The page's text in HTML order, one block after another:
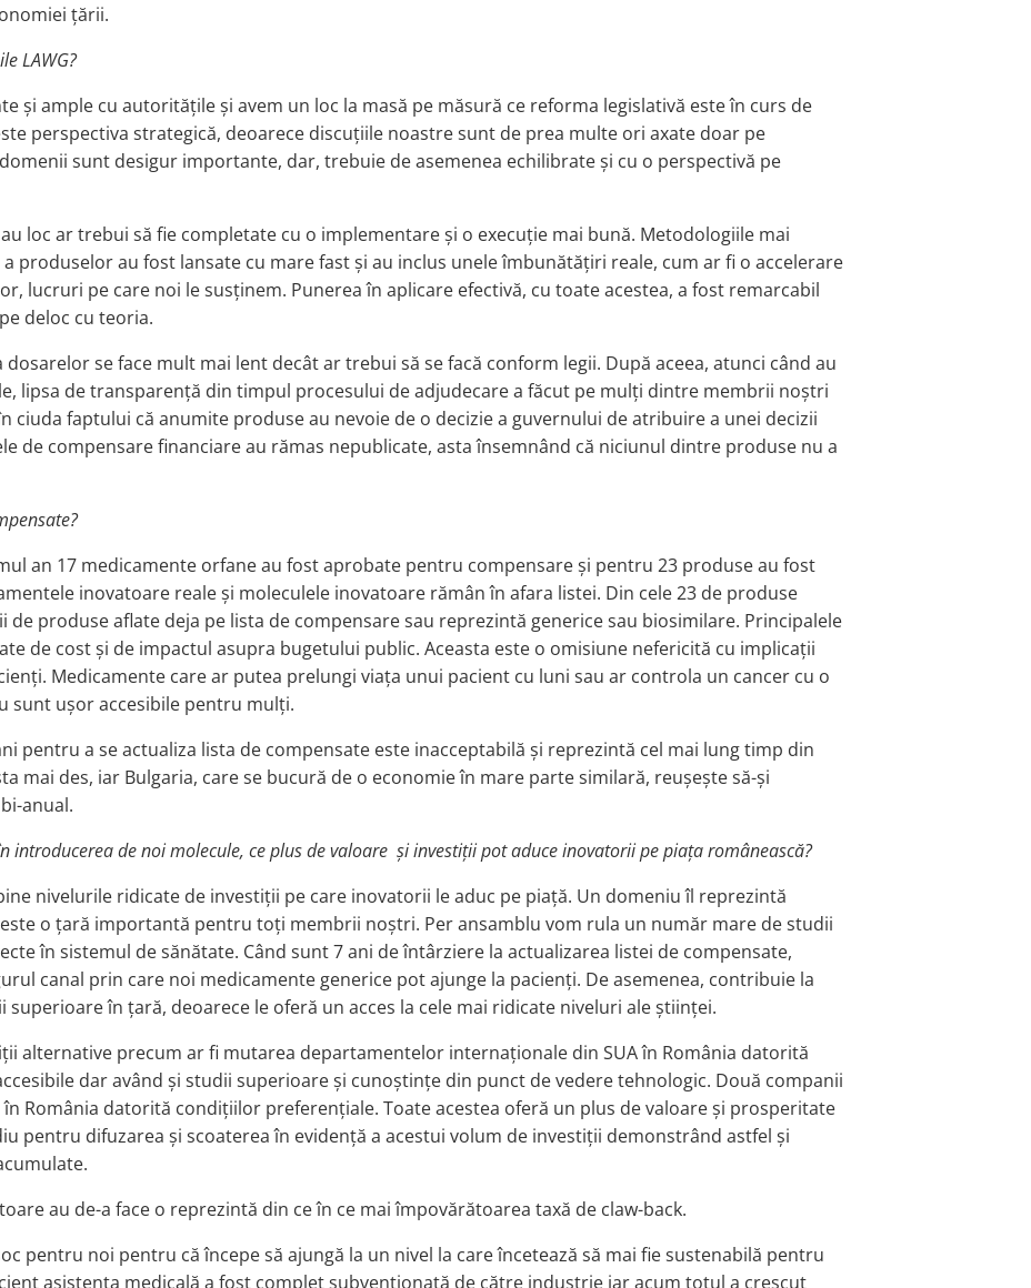
țării.
LAWG?
și ample cu autoritățile și avem un loc la masă pe măsură ce reforma legislativă este în curs de
perspectiva strategică, deoarece discuțiile noastre sunt de prea multe ori axate doar pe
sunt desigur importante, dar, trebuie de asemenea echilibrate și cu o perspectivă pe
loc ar trebui să fie completate cu o implementare și o execuție mai bună. Metodologiile mai
produselor au fost lansate cu mare fast și au inclus unele îmbunătățiri reale, cum ar fi o accelerare
lucruri pe care noi le susținem. Punerea în aplicare efectivă, cu toate acestea, a fost remarcabil
deloc cu teoria.
se face mult mai lent decât ar trebui să se facă conform legii. După aceea, atunci când au
lipsa de transparență din timpul procesului de adjudecare a făcut pe mulți dintre membrii noștri
ciuda faptului că anumite produse au nevoie de o decizie a guvernului de atribuire a unei decizii
de compensare financiare au rămas nepublicate, asta însemnând că niciunul dintre produse nu a
an 17 medicamente orfane au fost aprobate pentru compensare și pentru 23 produse au fost
inovatoare reale și moleculele inovatoare rămân în afara listei. Din cele 23 de produse
produse aflate deja pe lista de compensare sau reprezintă generice sau biosimilare. Principalele
de cost și de impactul asupra bugetului public. Aceasta este o omisiune nefericită cu implicații
Medicamente care ar putea prelungi viața unui pacient cu luni sau ar controla un cancer cu o
sunt ușor accesibile pentru mulți.
pentru a se actualiza lista de compensate este inacceptabilă și reprezintă cel mai lung timp din
mai des, iar Bulgaria, care se bucură de o economie în mare parte similară, reușește să-și
anual.
introducerea de noi molecule, ce plus de valoare și investiții pot aduce inovatorii pe piața românească?
nivelurile ridicate de investiții pe care inovatorii le aduc pe piață. Un domeniu îl reprezintă
o țară importantă pentru toți membrii noștri. Per ansamblu vom rula un număr mare de studii
în sistemul de sănătate. Când sunt 7 ani de întârziere la actualizarea listei de compensate,
canal prin care noi medicamente generice pot ajunge la pacienți. De asemenea, contribuie la
în țară, deoarece le oferă un acces la cele mai ridicate niveluri ale științei.
alternative precum ar fi mutarea departamentelor internaționale din SUA în România datorită
dar având și studii superioare și cunoștințe din punct de vedere tehnologic. Două companii
România datorită condițiilor preferențiale. Toate acestea oferă un plus de valoare și prosperitate
pentru difuzarea și scoaterea în evidență a acestui volum de investiții demonstrând astfel și
au de-a face o reprezintă din ce în ce mai împovărătoarea taxă de claw-back.
pentru noi pentru că începe să ajungă la un nivel la care încetează să mai fie sustenabilă pentru
asistența medicală a fost complet subvenționată de către industrie iar acum totul a crescut